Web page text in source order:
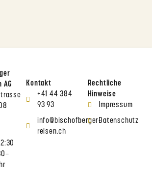
AG
Kontakt
+41 44 384
93 93
info@bischofberger-
reisen.ch
Rechtliche
Hinweise
Impressum
Datenschutz